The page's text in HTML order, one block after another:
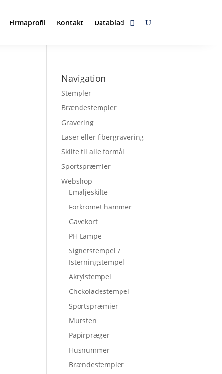
Firmaprofil Kontakt Datablad
Navigation
Stempler
Brændestempler
Gravering
Laser eller fibergravering
Skilte til alle formål
Sportspræmier
Webshop
Emaljeskilte
Forkromet hammer
Gavekort
PH Lampe
Signetstempel /
Isterningstempel
Akrylstempel
Chokoladestempel
Sportspræmier
Mursten
Papirpræger
Husnummer
Brændestempler